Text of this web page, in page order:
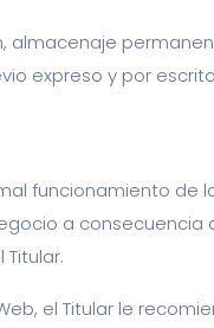
expreso y por
funcionamiento
a
el Titular le